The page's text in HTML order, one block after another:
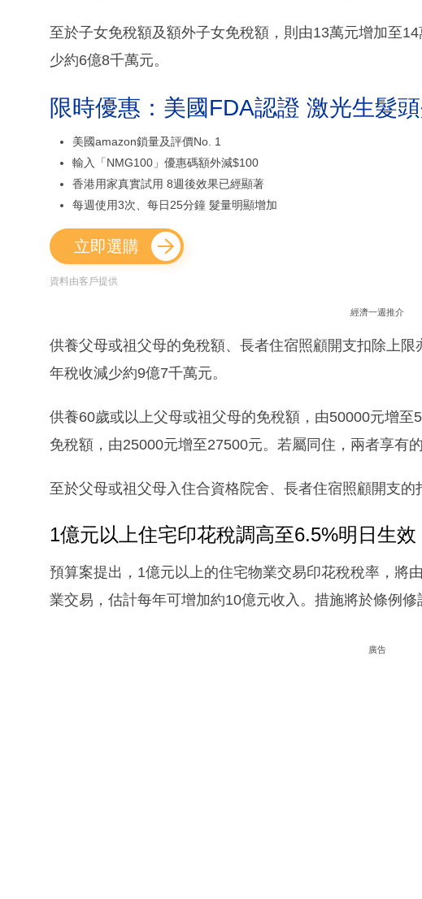
至於子女免稅額及額外子女免稅額，則由13萬元增加至
少約6億8千萬元。
限時優惠：美國FDA認證 激光生髮
美國amazon鎖量及評價No. 1
輸入「NMG100」優惠碼額外減$100
香港用家真實試用 8週後效果已經顯著
每週使用3次、每日25分鐘 髮量明顯增加
立即選購
資料由客戶提供
經濟一週推介
供養父母或祖父母的免稅額、長者住宿照顧開支扣除上
年稅收減少約9億7千萬元。
供養60歲或以上父母或祖父母的免稅額，由50000元增
免稅額，由25000元增至27500元。若屬同住，兩者享有
至於父母或祖父母入住合資格院舍、長者住宿照顧開支的
1億元以上住宅印花稅調高至6.5%明日生效
預算案提出，1億元以上的住宅物業交易印花稅稅率，將
業交易，估計每年可增加約10億元收入。措施將於條例
廣告